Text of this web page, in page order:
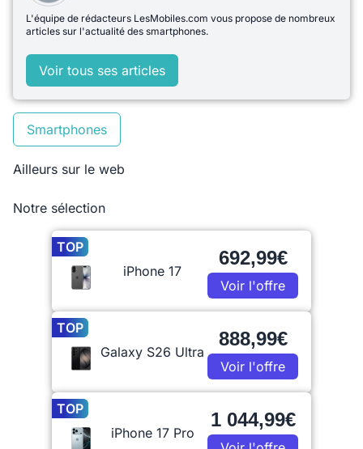
L'équipe de rédacteurs LesMobiles.com vous propose de nombreux
articles sur l'actualité des smartphones.
Voir tous ses articles
Smartphones
Ailleurs sur le web
Notre sélection
TOP
iPhone 17
692,99€
Voir l'offre
TOP
Galaxy S26 Ultra
888,99€
Voir l'offre
TOP
iPhone 17 Pro
1 044,99€